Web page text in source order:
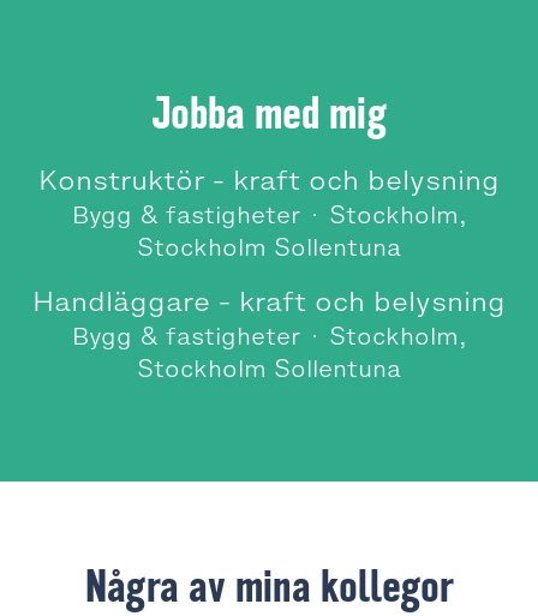
Jobba med mig
Konstruktör - kraft och belysning
Bygg & fastigheter · Stockholm,
Stockholm Sollentuna
Handläggare - kraft och belysning
Bygg & fastigheter · Stockholm,
Stockholm Sollentuna
Några av mina kollegor